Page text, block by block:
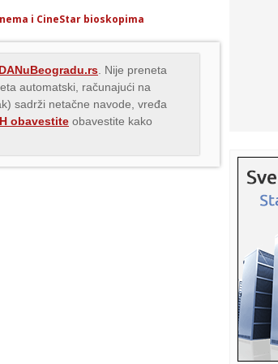
i CineStar bioskopima
DANuBeogradu.rs . Nije preneta
automatski, računajući na
sadrži netačne navode, vređa
obavestite obavestite kako